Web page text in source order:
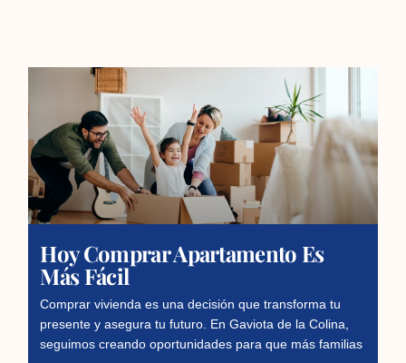
Hoy Comprar Apartamento Es
Más Fácil
Comprar vivienda es una decisión que transforma tu
presente y asegura tu futuro. En Gaviota de la Colina,
seguimos creando oportunidades para que más familias